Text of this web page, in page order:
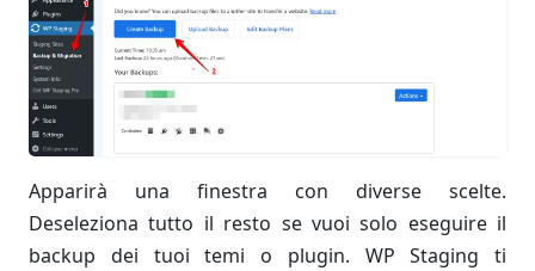
Apparirà una finestra con diverse scelte.
Deseleziona tutto il resto se vuoi solo eseguire il
backup dei tuoi temi o plugin. WP Staging ti